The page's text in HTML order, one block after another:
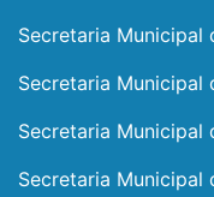
Secretaria Municipal
Secretaria Municipal
Secretaria Municipal
Secretaria Municipal